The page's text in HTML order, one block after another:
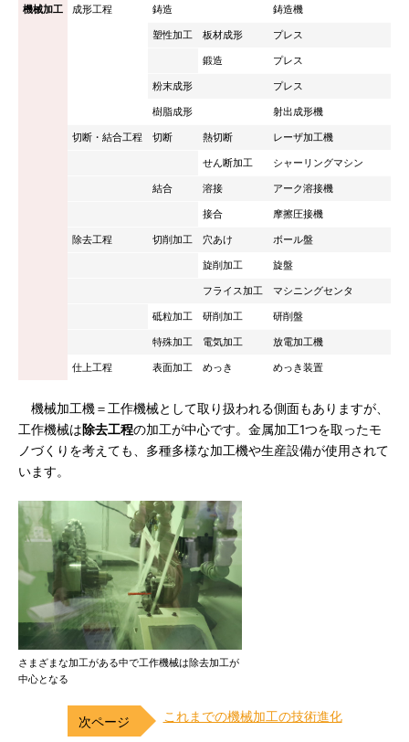
機械加工 成形工程 鋳造
鋳造機
塑性加工
板材成形
プレス
鍛造
プレス
粉末成形
プレス
樹脂成形
射出成形機
切断・結合工程
切断 熱切断
レーザ加工機
せん断加工
シャーリングマシン
結合
溶接
アーク溶接機
接合
摩擦圧接機
除去工程
切削加工 穴あけ
ボール盤
旋削加工
旋盤
フライス加工
マシニングセンタ
砥粒加工
研削加工
研削盤
特殊加工
電気加工
放電加工機
仕上工程
表面加工 めっき めっき装置
機械加工機＝工作機械として取り扱われる側面もありますが、
工作機械は除去工程の加工が中心です。金属加工1つを取ったモ
ノづくりを考えても、多種多様な加工機や生産設備が使用されて
います。
さまざまな加工がある中で工作機械は除去加工が
中心となる
これまでの機械加工の技術進化